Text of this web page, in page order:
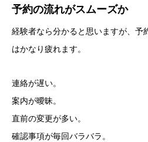
予約の流れがスムーズか
経験者なら分かると思いますが、予
はかなり疲れます。
連絡が遅い。
案内が曖昧。
直前の変更が多い。
確認事項が毎回バラバラ。